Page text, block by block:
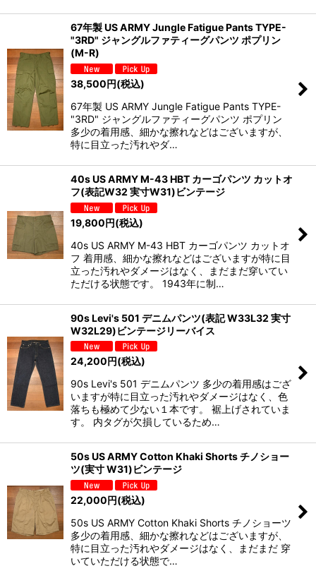
67年製 US ARMY Jungle Fatigue Pants TYPE-
"3RD" ジャングルファティーグパンツ ポプリン
(M-R)
38,500円(税込)
67年製 US ARMY Jungle Fatigue Pants TYPE-
"3RD" ジャングルファティーグパンツ ポプリン
多少の着用感、細かな擦れなどはございますが、
特に目立った汚れやダ…
40s US ARMY M-43 HBT カーゴパンツ カットオ
フ(表記W32 実寸W31)ビンテージ
19,800円(税込)
40s US ARMY M-43 HBT カーゴパンツ カットオ
フ 着用感、細かな擦れなどはございますが特に目
立った汚れやダメージはなく、まだまだ穿いてい
ただける状態です。 1943年に制…
90s Levi's 501 デニムパンツ(表記 W33L32 実寸
W32L29)ビンテージリーバイス
24,200円(税込)
90s Levi's 501 デニムパンツ 多少の着用感はござ
いますが特に目立った汚れやダメージはなく、色
落ちも極めて少ない１本です。 裾上げされていま
す。 内タグが欠損しているため…
50s US ARMY Cotton Khaki Shorts チノショー
ツ(実寸 W31)ビンテージ
22,000円(税込)
50s US ARMY Cotton Khaki Shorts チノショーツ
多少の着用感、細かな擦れなどはございますが、
特に目立った汚れやダメージはなく、まだまだ 穿
いていただける状態で…